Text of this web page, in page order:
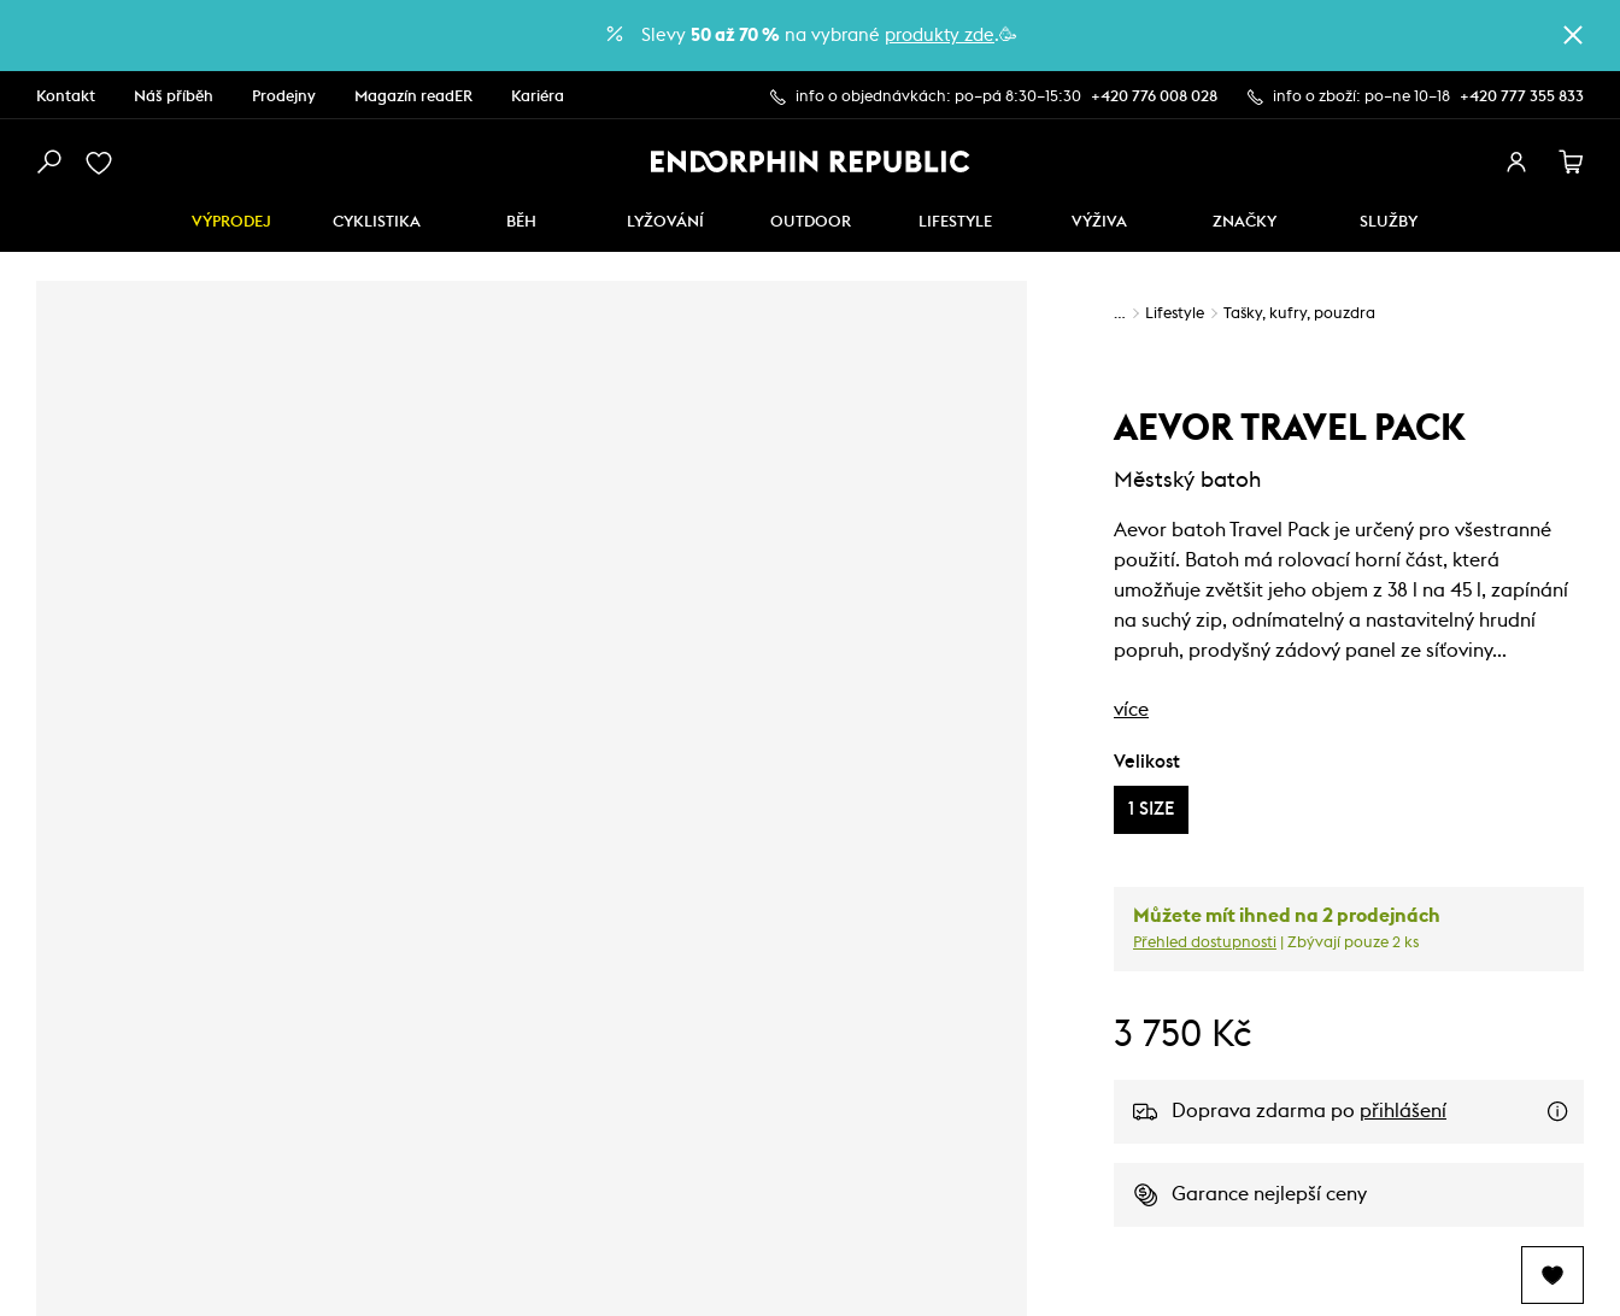
Slevy 50 až 70 % na vybrané produkty zde.🥳
Kontakt Náš příběh Prodejny Magazín readER Kariéra info o objednávkách: po–pá 8:30–15:30 +420 776 008 028 info o zboží: po–ne 10–18 +420 777 355 833
VÝPRODEJ CYKLISTIKA BĚH LYŽOVÁNÍ OUTDOOR LIFESTYLE VÝŽIVA ZNAČKY SLUŽBY
… Lifestyle Tašky, kufry, pouzdra
AEVOR TRAVEL PACK
Městský batoh
Aevor batoh Travel Pack je určený pro všestranné
použití. Batoh má rolovací horní část, která
umožňuje zvětšit jeho objem z 38 l na 45 l, zapínání
na suchý zip, odnímatelný a nastavitelný hrudní
popruh, prodyšný zádový panel ze síťoviny…
více
Velikost
1 SIZE
Můžete mít ihned na 2 prodejnách
Přehled dostupnosti | Zbývají pouze 2 ks
3 750 Kč
Doprava zdarma po přihlášení
Garance nejlepší ceny